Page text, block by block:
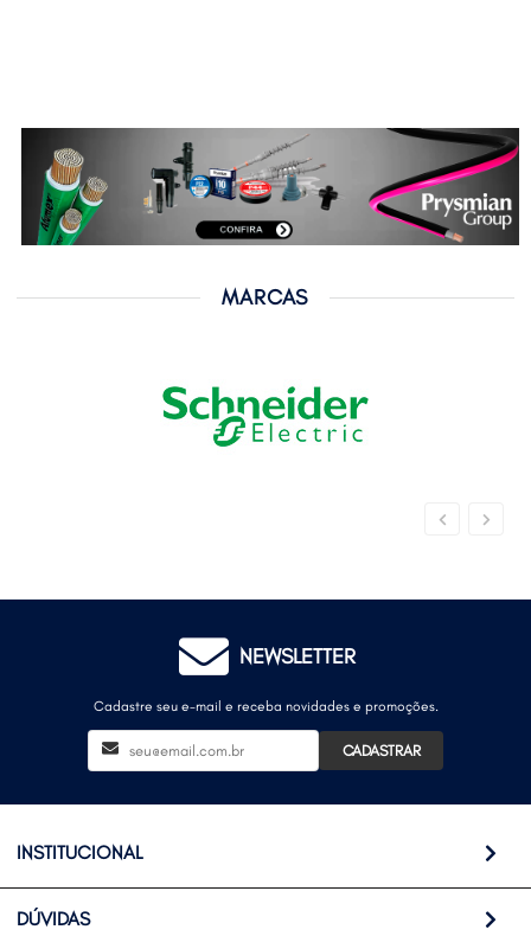
MARCAS
NEWSLETTER
Cadastre seu e-mail e receba novidades e promoções.
CADASTRAR
INSTITUCIONAL
DÚVIDAS